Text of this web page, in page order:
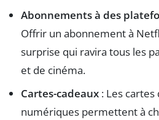
Abonnements à des
Offrir un abonnement à
surprise qui ravira tous les
et de cinéma.
Cartes-cadeaux : Les cartes
numériques permettent à